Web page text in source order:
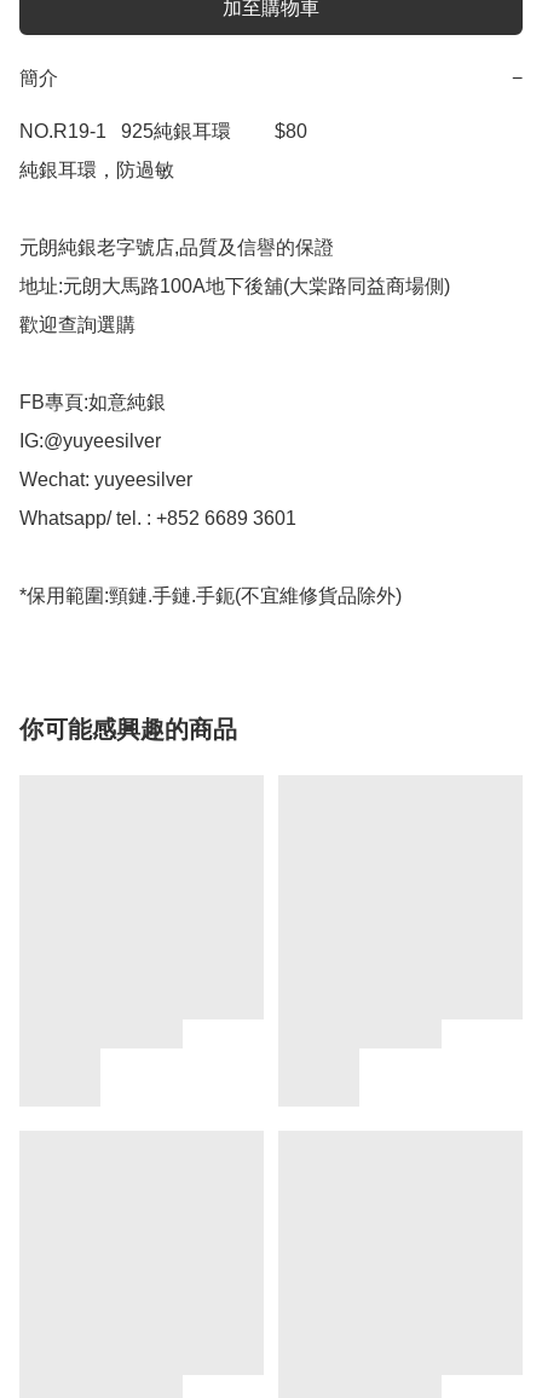
加至購物車
簡介 −
NO.R19-1   925純銀耳環         $80
純銀耳環，防過敏
元朗純銀老字號店,品質及信譽的保證
地址:元朗大馬路100A地下後舖(大棠路同益商場側)
歡迎查詢選購
FB專頁:如意純銀
IG:@yuyeesilver
Wechat: yuyeesilver
Whatsapp/ tel. : +852 6689 3601
*保用範圍:頸鏈.手鏈.手鈪(不宜維修貨品除外)
你可能感興趣的商品